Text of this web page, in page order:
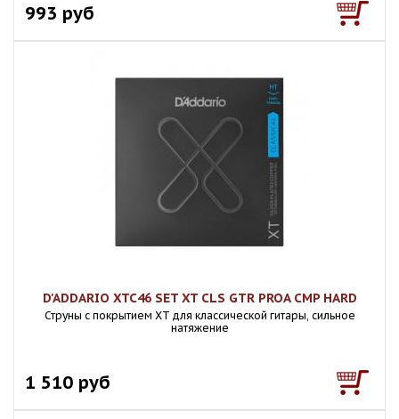
993 руб
D'ADDARIO XTC46 SET XT CLS GTR PROA CMP HARD
Струны с покрытием XT для классической гитары, сильное
натяжение
1 510 руб